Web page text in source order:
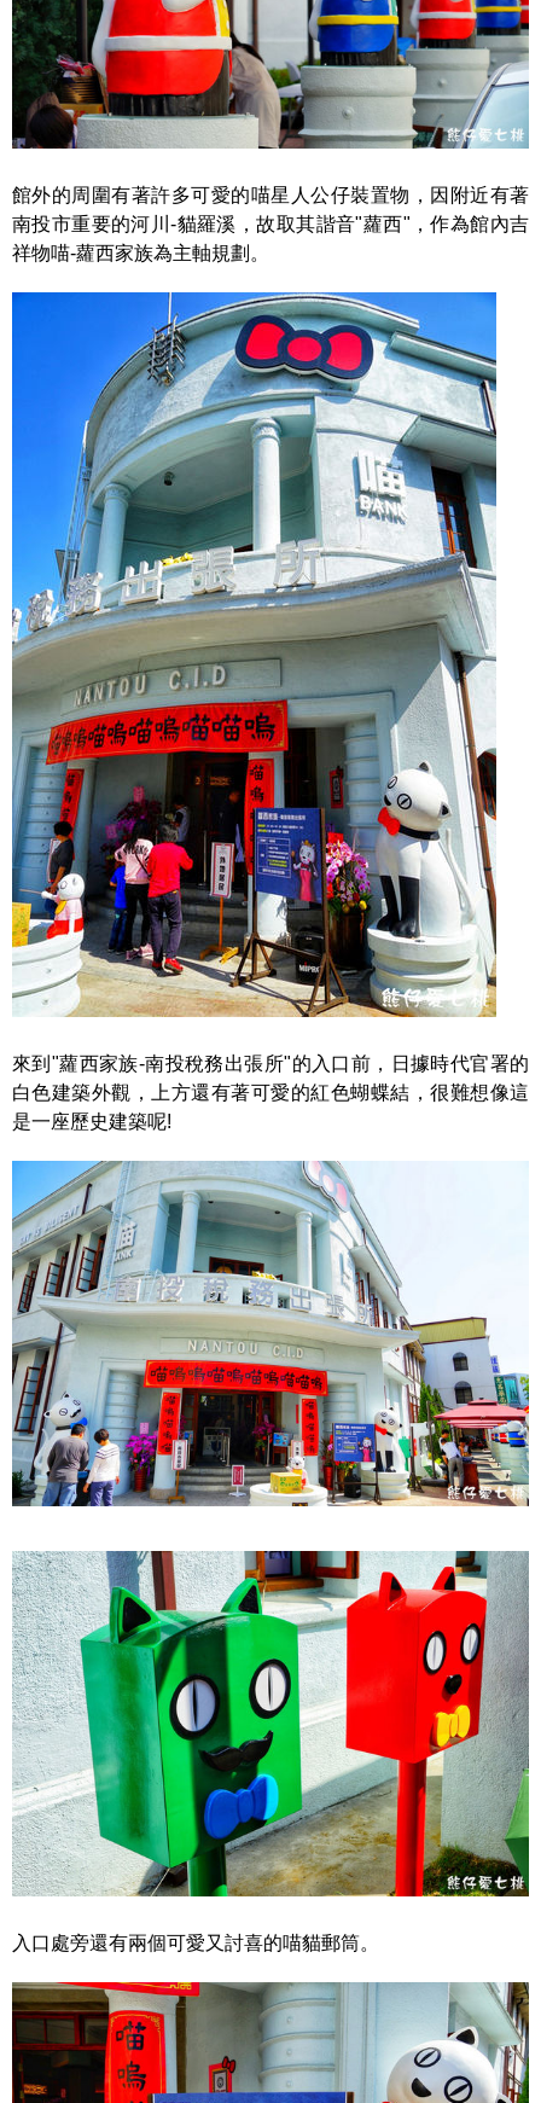
館外的周圍有著許多可愛的喵星人公仔裝置物，因附近有著
南投市重要的河川-貓羅溪，故取其諧音"蘿西"，作為館內吉
祥物喵-蘿西家族為主軸規劃。
來到"蘿西家族-南投稅務出張所"的入口前，日據時代官署的
白色建築外觀，上方還有著可愛的紅色蝴蝶結，很難想像這
是一座歷史建築呢!
入口處旁還有兩個可愛又討喜的喵貓郵筒。